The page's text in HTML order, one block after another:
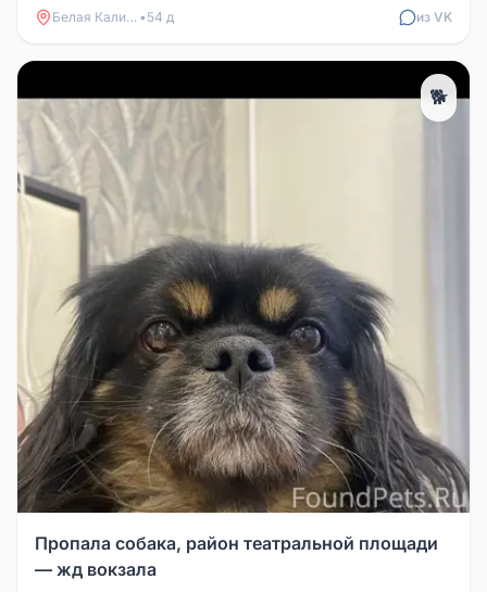
Белая Калитва • 54 д из VK
🐕
Пропала собака, район театральной площади
— жд вокзала